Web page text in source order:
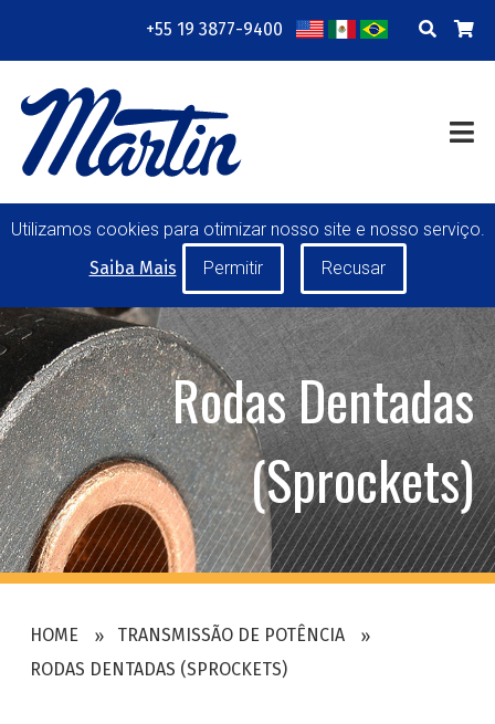
+55 19 3877-9400
EMPRESA
RECURSOS
TREINAMENTO WEB
CONTATO
TRANSMISSÃO DE POTÊNCIA
TAMBORES PARA
TRANSPORTADORES DE CORREIA
ROLETES
FERRAMENTAS DE MÃO
FABRICAÇÃO ESPECIAL
MINHA CONTA
CARREIRAS
SOLICITAÇÃO DE COTAÇÃO
Utilizamos cookies para otimizar nosso site e nosso serviço.
Saiba Mais
Rodas Dentadas
(Sprockets)
HOME
TRANSMISSÃO DE POTÊNCIA
RODAS DENTADAS (SPROCKETS)